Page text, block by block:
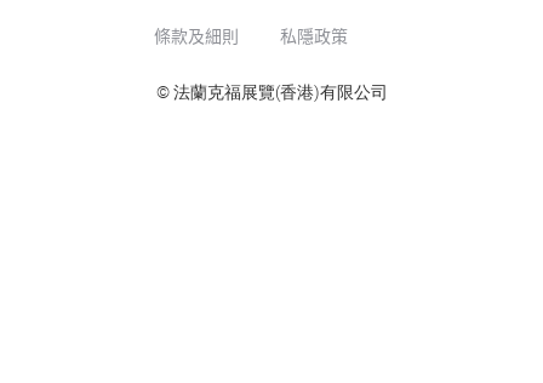
條款及細則 私隱政策
© 法蘭克福展覽(香港)有限公司